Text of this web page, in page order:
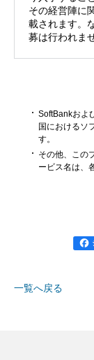
その経営陣に
載されます。
募は行われま
SoftBankおよ
国におけるソ
す。
その他、この
ービス名は、
一覧へ戻る